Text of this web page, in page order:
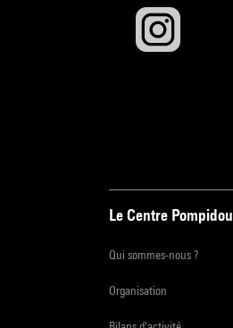
Le Centre Pompidou
Qui sommes-nous ?
Organisation